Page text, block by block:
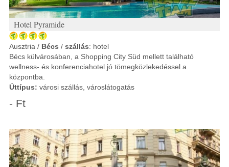
Hotel Pyramide
Ausztria / Bécs / szállás: hotel
Bécs külvárosában, a Shopping City Süd mellett található
wellness- és konferenciahotel jó tömegközlekedéssel a
központba.
Úttípus: városi szállás, városlátogatás
- Ft